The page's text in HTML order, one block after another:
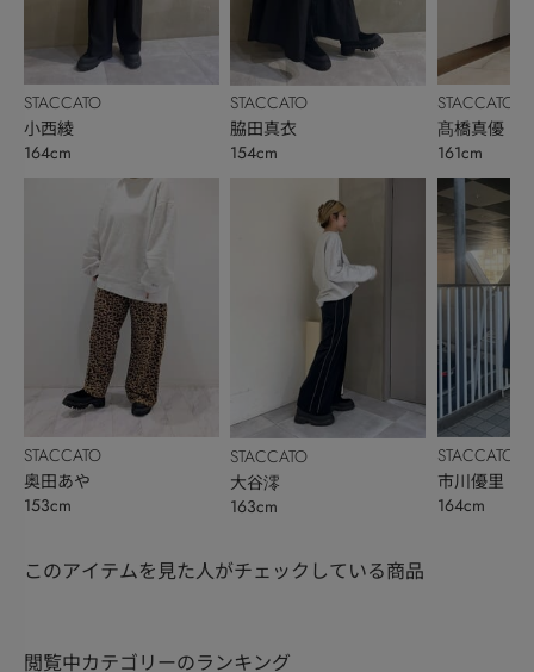
STACCATO
小西綾
164cm
STACCATO
奥田あや
153cm
STACCATO
脇田真衣
154cm
STACCATO
大谷澪
163cm
STACCATO
髙橋真優
161cm
STACCATO
市川優里
164cm
このアイテムを見た人がチェックしている商品
閲覧中カテゴリーのランキング